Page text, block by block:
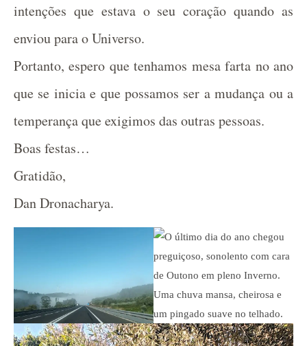
intenções que estava o seu coração quando as
enviou para o Universo.
Portanto, espero que tenhamos mesa farta no ano
que se inicia e que possamos ser a mudança ou a
temperança que exigimos das outras pessoas.
Boas festas…
Gratidão,
Dan Dronacharya.